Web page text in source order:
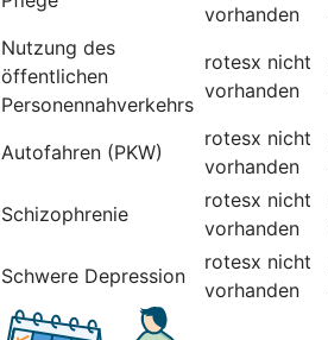
vorhanden
Nutzung des
öffentlichen
Personennahverkehrs
rotesx nicht
vorhanden
Autofahren (PKW)
rotesx nicht
vorhanden
Schizophrenie
rotesx nicht
vorhanden
Schwere Depression
rotesx nicht
vorhanden